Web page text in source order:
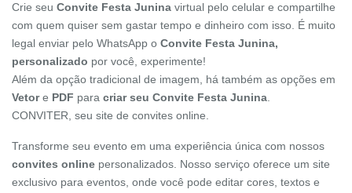
Crie seu Convite Festa Junina virtual pelo celular e compartilhe
com quem quiser sem gastar tempo e dinheiro com isso. É muito
legal enviar pelo WhatsApp o Convite Festa Junina,
personalizado por você, experimente!
Além da opção tradicional de imagem, há também as opções em
Vetore PDF para criar seu Convite Festa Junina
CONVITER, seu site de convites online.
Transforme seu evento em uma experiência única com nossos
convites online personalizados. Nosso serviço oferece um site
exclusivo para eventos, onde você pode editar cores, textos e